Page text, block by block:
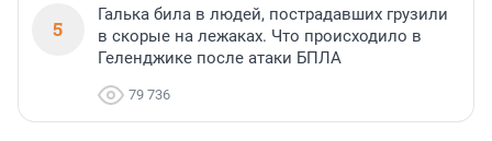
5
Галька била в людей, пострадавших грузили
в скорые на лежаках. Что происходило в
Геленджике после атаки БПЛА
79 736